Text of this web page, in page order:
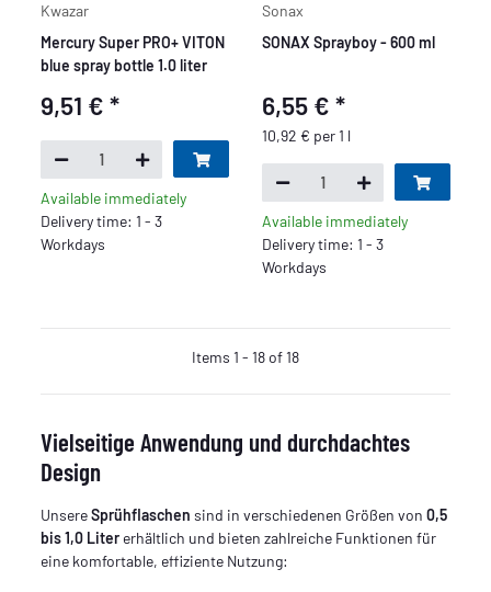
Kwazar
Mercury Super PRO+ VITON
blue spray bottle 1.0 liter
9,51 €*
Available immediately
Delivery time: 1 - 3
Workdays
Sonax
SONAX Sprayboy - 600 ml
6,55 € *
10,92 € per 1 l
Available immediately
Delivery time: 1 - 3
Workdays
Items 1 - 18 of 18
Vielseitige Anwendung und durchdachtes
Design
UnsereSprühflaschen sind in verschiedenen Größen von0,5
bis 1,0 Liter erhältlich und bieten zahlreiche Funktionen für
eine komfortable, effiziente Nutzung: